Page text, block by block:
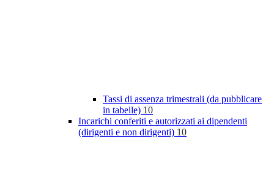
Tassi di assenza trimestrali (da pubblicare
in tabelle) 10
Incarichi conferiti e autorizzati ai dipendenti
(dirigenti e non dirigenti) 10